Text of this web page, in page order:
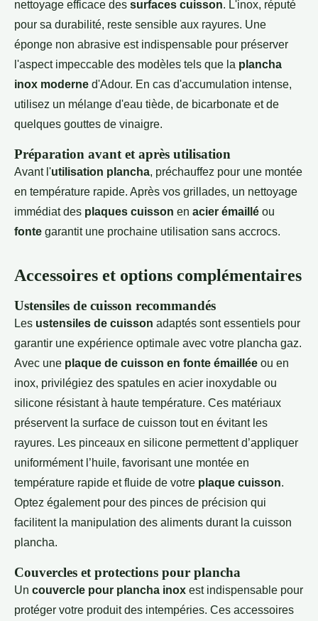
nettoyage efficace des surfaces cuisson. L'inox, réputé
pour sa durabilité, reste sensible aux rayures. Une
éponge non abrasive est indispensable pour préserver
l'aspect impeccable des modèles tels que la plancha
inox moderne d'Adour. En cas d'accumulation intense,
utilisez un mélange d'eau tiède, de bicarbonate et de
quelques gouttes de vinaigre.
Préparation avant et après utilisation
Avant l'utilisation plancha, préchauffez pour une montée
en température rapide. Après vos grillades, un nettoyage
immédiat des plaques cuisson en acier émaillé ou
fonte garantit une prochaine utilisation sans accrocs.
Accessoires et options complémentaires
Ustensiles de cuisson recommandés
Les ustensiles de cuisson adaptés sont essentiels pour
garantir une expérience optimale avec votre plancha gaz.
Avec une plaque de cuisson en fonte émaillée ou en
inox, privilégiez des spatules en acier inoxydable ou
silicone résistant à haute température. Ces matériaux
préservent la surface de cuisson tout en évitant les
rayures. Les pinceaux en silicone permettent d’appliquer
uniformément l’huile, favorisant une montée en
température rapide et fluide de votre plaque cuisson.
Optez également pour des pinces de précision qui
facilitent la manipulation des aliments durant la cuisson
plancha.
Couvercles et protections pour plancha
Un couvercle pour plancha inox est indispensable pour
protéger votre produit des intempéries. Ces accessoires